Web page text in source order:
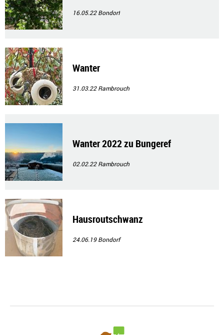
16.05.22Bondorf
Wanter
31.03.22Rambrouch
Wanter 2022 zu Bungeref
02.02.22Rambrouch
Hausroutschwanz
24.06.19Bondorf